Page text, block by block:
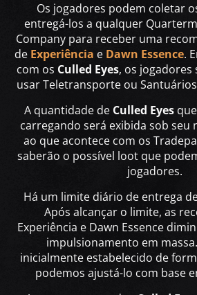
Os jogadores podem coletar
entregá-los a qualquer
Company para receber uma
de Experiência e Dawn Essence.
com os Culled Eyes, os
usar Teletransporte ou
A quantidade de Culled Eyes
carregando será exibida sob seu
ao que acontece com os
saberão o possível loot que
jogadores.
Há um limite diário de entrega
Após alcançar o limite, as
Experiência e Dawn Essence
impulsionamento em
inicialmente estabelecido de
podemos ajustá-lo com base